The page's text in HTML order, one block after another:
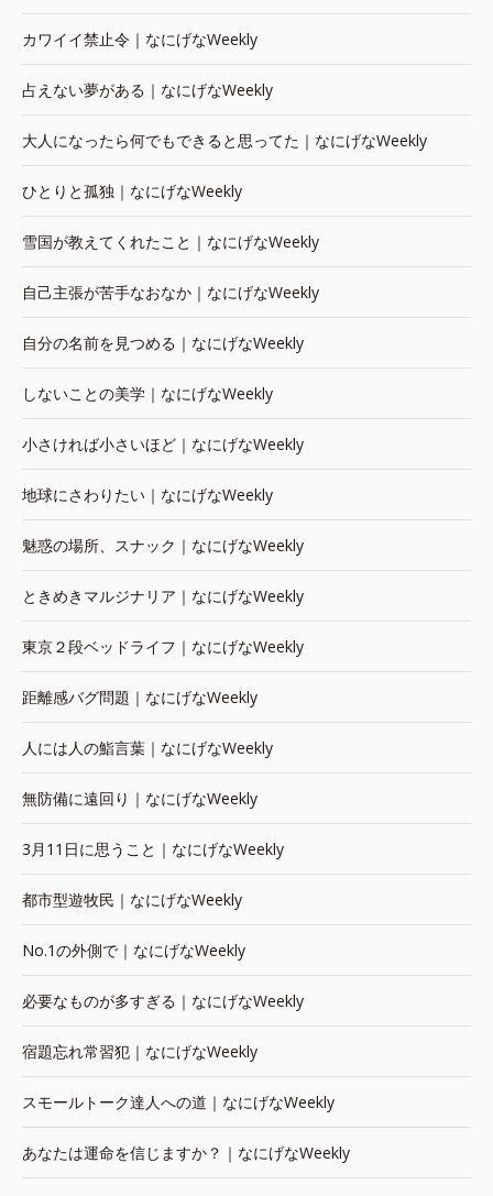
カワイイ禁止令｜なにげなWeekly
占えない夢がある｜なにげなWeekly
大人になったら何でもできると思ってた｜なにげなWeekly
ひとりと孤独｜なにげなWeekly
雪国が教えてくれたこと｜なにげなWeekly
自己主張が苦手なおなか｜なにげなWeekly
自分の名前を見つめる｜なにげなWeekly
しないことの美学｜なにげなWeekly
小さければ小さいほど｜なにげなWeekly
地球にさわりたい｜なにげなWeekly
魅惑の場所、スナック｜なにげなWeekly
ときめきマルジナリア｜なにげなWeekly
東京２段ベッドライフ｜なにげなWeekly
距離感バグ問題｜なにげなWeekly
人には人の鮨言葉｜なにげなWeekly
無防備に遠回り｜なにげなWeekly
3月11日に思うこと｜なにげなWeekly
都市型遊牧民｜なにげなWeekly
No.1の外側で｜なにげなWeekly
必要なものが多すぎる｜なにげなWeekly
宿題忘れ常習犯｜なにげなWeekly
スモールトーク達人への道｜なにげなWeekly
あなたは運命を信じますか？｜なにげなWeekly